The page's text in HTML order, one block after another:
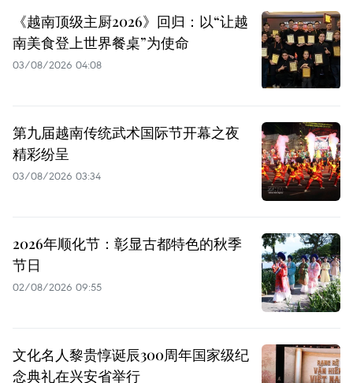
《越南顶级主厨2026》回归：以“让越
南美食登上世界餐桌”为使命
03/08/2026 04:08
第九届越南传统武术国际节开幕之夜
精彩纷呈
03/08/2026 03:34
2026年顺化节：彰显古都特色的秋季
节日
02/08/2026 09:55
文化名人黎贵惇诞辰300周年国家级纪
念典礼在兴安省举行